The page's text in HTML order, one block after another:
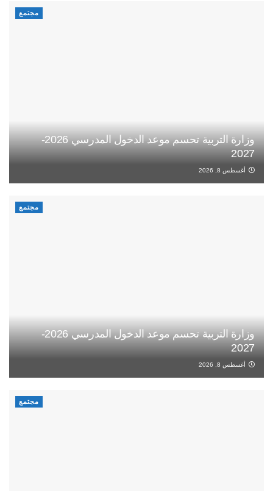
مجتمع
وزارة التربية تحسم موعد الدخول المدرسي 2026-
2027
أغسطس 8, 2026
مجتمع
وزارة التربية تحسم موعد الدخول المدرسي 2026-
2027
أغسطس 8, 2026
مجتمع